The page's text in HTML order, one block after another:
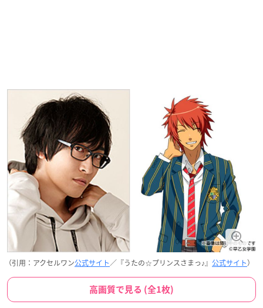
（引用：アクセルワン公式サイト／『うたの☆プリンスさまっ♪』 公式サイト）
高画質で見る (全1枚)